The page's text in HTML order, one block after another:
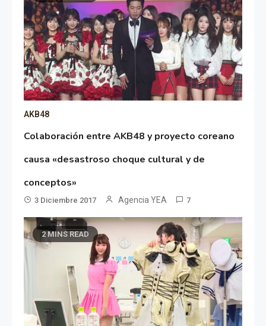
AKB48
Colaboración entre AKB48 y proyecto coreano
causa «desastroso choque cultural y de
conceptos»
3 Diciembre 2017 Agencia YEA 7
2 MINS READ